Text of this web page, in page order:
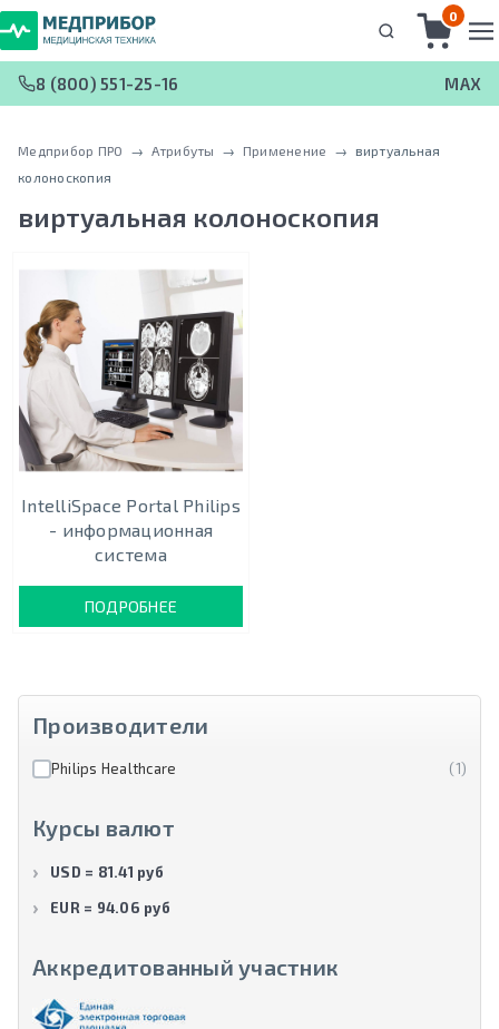
0
8 (800) 551-25-16 MAX
Медприбор ПРО → Атрибуты → Применение → виртуальная
колоноскопия
виртуальная колоноскопия
IntelliSpace Portal Philips
- информационная
система
ПОДРОБНЕЕ
Производители
Philips Healthcare (1)
Курсы валют
USD = 81.41 руб
EUR = 94.06 руб
Аккредитованный участник